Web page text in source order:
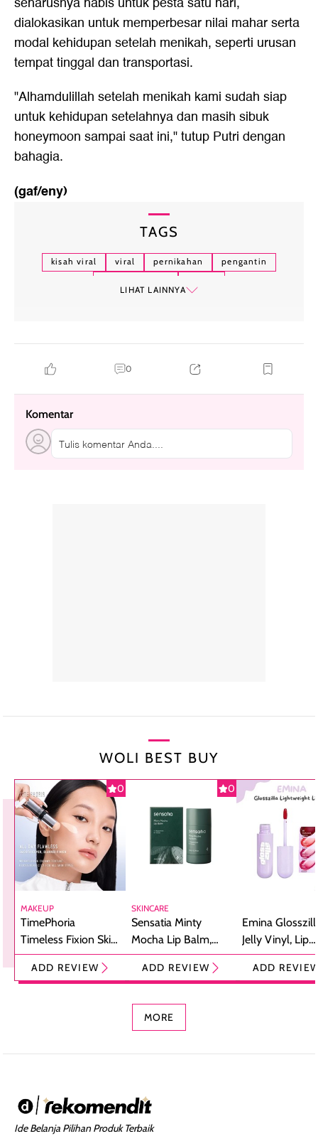
dialokasikan untuk memperbesar nilai mahar serta
modal kehidupan setelah menikah, seperti urusan
tempat tinggal dan transportasi.
"Alhamdulillah setelah menikah kami sudah siap
untuk kehidupan setelahnya dan masih sibuk
honeymoon sampai saat ini," tutup Putri dengan
bahagia.
(gaf/eny)
TAGS
kisah viral viral pernikahan
pengantin
LIHAT LAINNYA
0
Komentar
Tulis komentar Anda....
WOLI BEST BUY
0
MAKEUP
TimePhoria
Timeless Fixion Skin
Tint Stick,
Foundation dan
ADD REVIEW
0
SKINCARE
Sensatia Minty
Mocha Lip Balm,
Pelembap Bibir
dengan Aroma
ADD REVIEW
Emina
Jelly Vinyl, Lip
Cream Glossy
Ringan
ADD
MORE
Ide Belanja Pilihan Produk Terbaik